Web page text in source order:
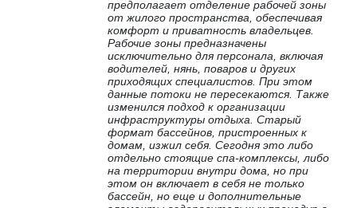
предполагает отделение рабочей зоны
от жилого пространства, обеспечивая
комфорт и приватность владельцев.
Рабочие зоны предназначены
исключительно для персонала, включая
водителей, нянь, поваров и других
приходящих специалистов. При этом
данные потоки не пересекаются. Также
изменился подход к организации
инфраструктуры отдыха. Старый
формат бассейнов, пристроенных к
домам, изжил себя. Сегодня это либо
отдельно стоящие спа-комплексы, либо
на территории внутри дома, но при
этом он включает в себя не только
бассейн, но еще и дополнительные